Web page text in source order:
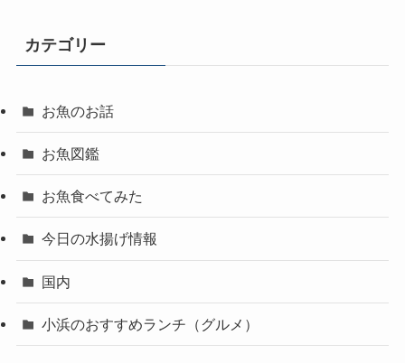
カテゴリー
お魚のお話
お魚図鑑
お魚食べてみた
今日の水揚げ情報
国内
小浜のおすすめランチ（グルメ）